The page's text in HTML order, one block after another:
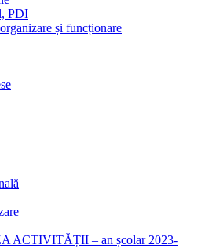
PDI
și funcționare
ACTIVITĂȚII – an școlar 2023-